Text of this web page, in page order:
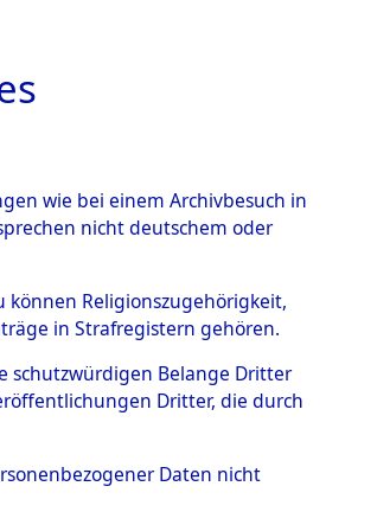
→0001
wie bei einem Archivbesuch in
nicht deutschem oder
können Religionszugehörigkeit,
in Strafregistern gehören.
schutzwürdigen Belange Dritter
Dritter, die durch
Daten nicht